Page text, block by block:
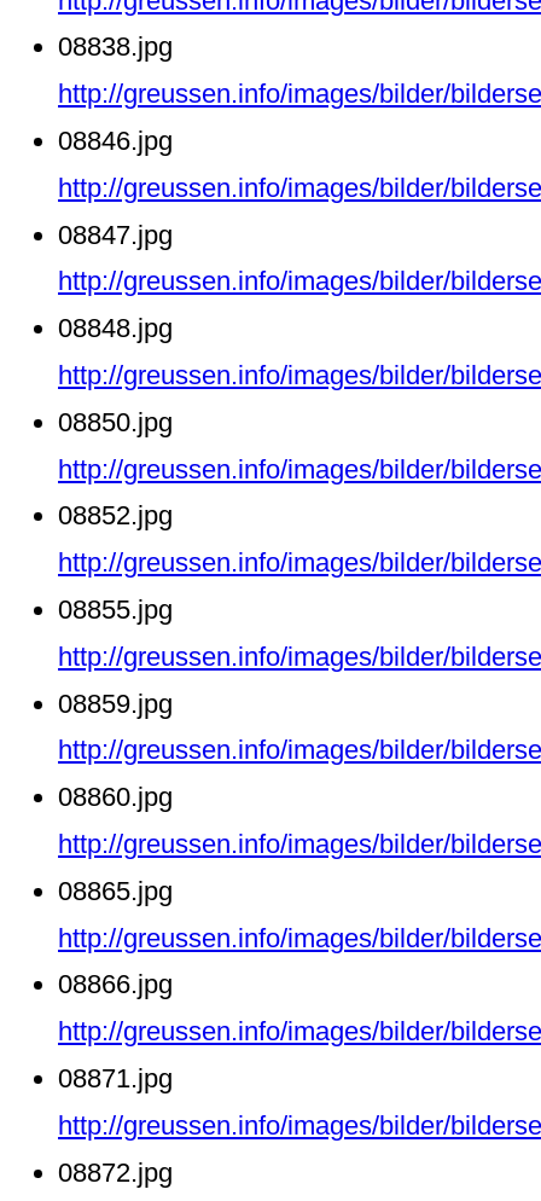
08838.jpg
http://greussen.info/images/bilder/
08846.jpg
http://greussen.info/images/bilder/
08847.jpg
http://greussen.info/images/bilder/
08848.jpg
http://greussen.info/images/bilder/
08850.jpg
http://greussen.info/images/bilder/
08852.jpg
http://greussen.info/images/bilder/
08855.jpg
http://greussen.info/images/bilder/
08859.jpg
http://greussen.info/images/bilder/
08860.jpg
http://greussen.info/images/bilder/
08865.jpg
http://greussen.info/images/bilder/
08866.jpg
http://greussen.info/images/bilder/
08871.jpg
http://greussen.info/images/bilder/
08872.jpg